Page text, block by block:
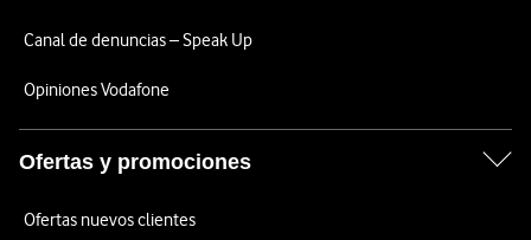
Canal de denuncias – Speak Up
Opiniones Vodafone
Ofertas y promociones
Ofertas nuevos clientes